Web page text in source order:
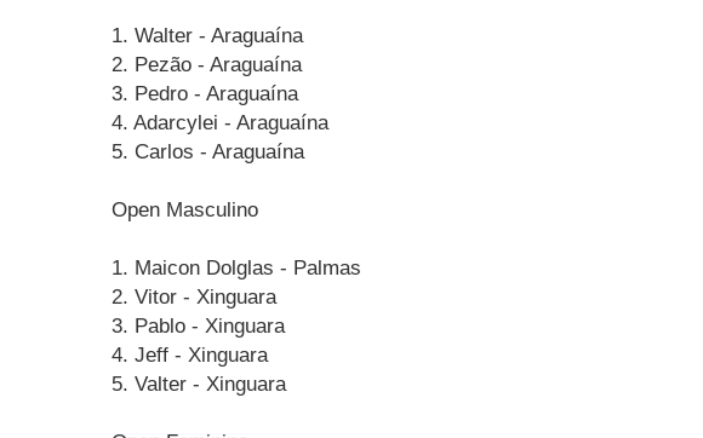
1. Walter - Araguaína
2. Pezão - Araguaína
3. Pedro - Araguaína
4. Adarcylei - Araguaína
5. Carlos - Araguaína
Open Masculino
1. Maicon Dolglas - Palmas
2. Vitor - Xinguara
3. Pablo - Xinguara
4. Jeff - Xinguara
5. Valter - Xinguara